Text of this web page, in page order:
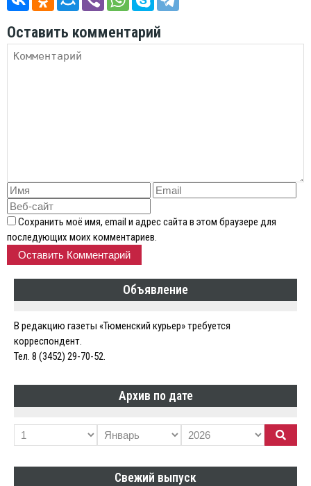
Оставить комментарий
Сохранить моё имя, email и адрес сайта в этом браузере для
последующих моих комментариев.
Объявление
В редакцию газеты «Тюменский курьер» требуется
корреспондент.
Тел. 8 (3452) 29-70-52.
Архив по дате
Свежий выпуск